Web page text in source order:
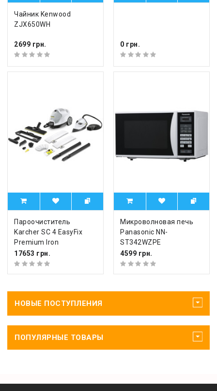
Чайник Kenwood
ZJX650WH
2699 грн. 0 грн.
Пароочиститель
Karcher SC 4 EasyFix
Premium Iron
17653 грн.
Микроволновая печь
Panasonic NN-
ST342WZPE
4599 грн.
НОВЫЕ ПОСТУПЛЕНИЯ
ПОПУЛЯРНЫЕ ТОВАРЫ